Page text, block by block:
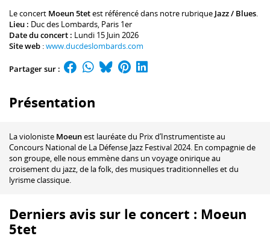
Le concert Moeun 5tetest référencé dans notre rubrique Jazz / Blues
Lieu : Duc des Lombards , Paris 1er
Date du concert : Lundi 15 Juin 2026
Site web :www.ducdeslombards.com
Partager sur :
Présentation
La violoniste Moeunest lauréate du Prix d’Instrumentiste au
Concours National de La Défense Jazz Festival 2024. En compagnie de
son groupe, elle nous emmène dans un voyage onirique au
croisement du jazz, de la folk, des musiques traditionnelles et du
lyrisme classique.
Derniers avis sur le concert : Moeun
5tet